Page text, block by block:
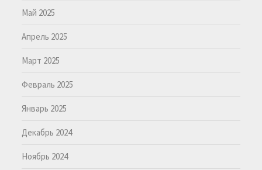
Май 2025
Апрель 2025
Март 2025
Февраль 2025
Январь 2025
Декабрь 2024
Ноябрь 2024